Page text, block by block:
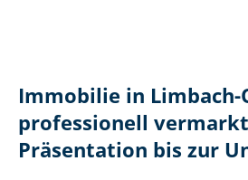
Immobilie in
professionell
Präsentation bis zur